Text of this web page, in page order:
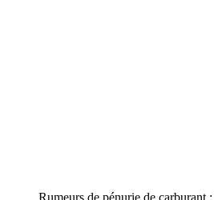
Rumeurs de pénurie de carburant